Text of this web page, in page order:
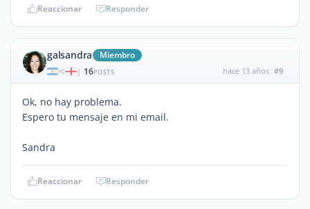
Reaccionar Responder
galsandra Miembro
| 16POSTS hace 13 años #9
Ok, no hay problema.
Espero tu mensaje en mi email.
Sandra
Reaccionar Responder